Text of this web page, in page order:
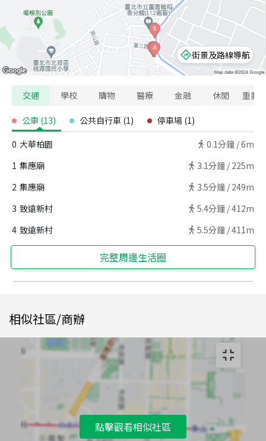
街景及路線導航
交通 學校 購物 醫療 金融 休閒 重要
公車 (13) 公共自行車 (1) 停車場 (1)
0 大華柏園 0.1分鐘 /6m
1 集應廟 3.1分鐘 / 225m
2 集應廟 3.5分鐘 / 249m
3 致遠新村 5.4分鐘 /412m
4 致遠新村 5.5分鐘 /411m
完整周邊生活圈
相似社區/商辦
點擊觀看相似社區